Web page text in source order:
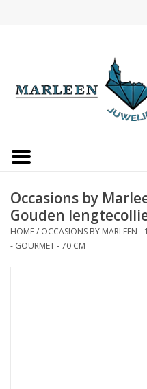
Occasions
Occasions by
Gouden
HOME/ OCCASIONS BY MARLEEN
- GOURMET - 70 CM